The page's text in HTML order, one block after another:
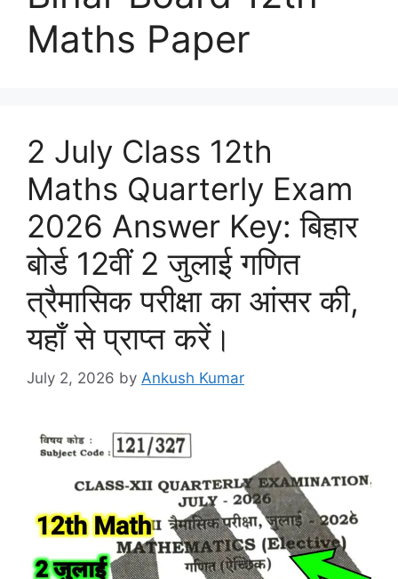
Maths Paper
2 July Class 12th
Maths Quarterly Exam
2026 Answer Key: बिहार
बोर्ड 12वीं 2 जुलाई गणित
त्रैमासिक परीक्षा का आंसर की,
यहाँ से प्राप्त करें।
July 2, 2026 by Ankush Kumar